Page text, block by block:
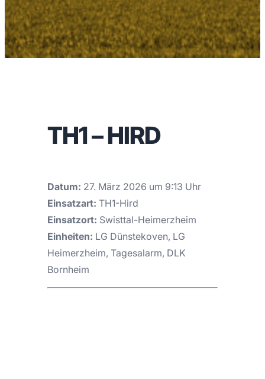
TH1 – HIRD
Datum: 27. März 2026 um 9:13 Uhr
Einsatzart: TH1-Hird
Einsatzort: Swisttal-Heimerzheim
Einheiten: LG Dünstekoven, LG
Heimerzheim, Tagesalarm, DLK
Bornheim